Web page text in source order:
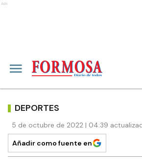
Ads
DEPORTES
5 de octubre de 2022 | 04:39
Añadir como fuente en